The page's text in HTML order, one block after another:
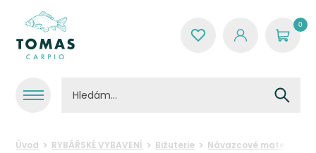
0
Úvod RYBÁŘSKÉ VYBAVENÍ Bižuterie Návazcové materiály